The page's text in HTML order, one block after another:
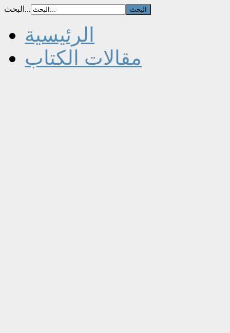
البحث...
الرئيسية
مقالات الكتاب